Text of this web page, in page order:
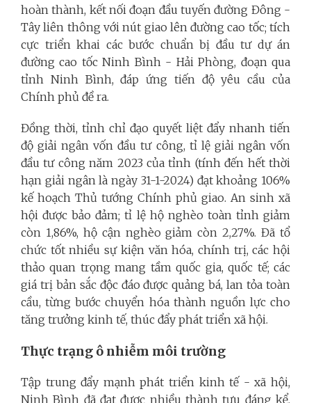
hoàn thành, kết nối đoạn đầu tuyến đường Đông -
Tây liên thông với nút giao lên đường cao tốc; tích
cực triển khai các bước chuẩn bị đầu tư dự án
đường cao tốc Ninh Bình - Hải Phòng, đoạn qua
tỉnh Ninh Bình, đáp ứng tiến độ yêu cầu của
Chính phủ đề ra.
Đồng thời, tỉnh chỉ đạo quyết liệt đẩy nhanh tiến
độ giải ngân vốn đầu tư công, tỉ lệ giải ngân vốn
đầu tư công năm 2023 của tỉnh (tính đến hết thời
hạn giải ngân là ngày 31-1-2024) đạt khoảng 106%
kế hoạch Thủ tướng Chính phủ giao. An sinh xã
hội được bảo đảm; tỉ lệ hộ nghèo toàn tỉnh giảm
còn 1,86%, hộ cận nghèo giảm còn 2,27%. Đã tổ
chức tốt nhiều sự kiện văn hóa, chính trị, các hội
thảo quan trọng mang tầm quốc gia, quốc tế; các
giá trị bản sắc độc đáo được quảng bá, lan tỏa toàn
cầu, từng bước chuyển hóa thành nguồn lực cho
tăng trưởng kinh tế, thúc đẩy phát triển xã hội.
Thực trạng ô nhiễm môi trường
Tập trung đẩy mạnh phát triển kinh tế - xã hội,
Ninh Bình đã đạt được nhiều thành tựu đáng kể.